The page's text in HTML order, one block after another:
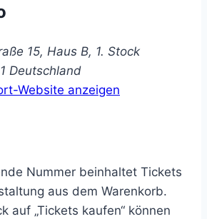
15, Haus B, 1. Stock
Deutschland
Website anzeigen
Nummer beinhaltet Tickets
aus dem Warenkorb.
auf „Tickets kaufen“ können